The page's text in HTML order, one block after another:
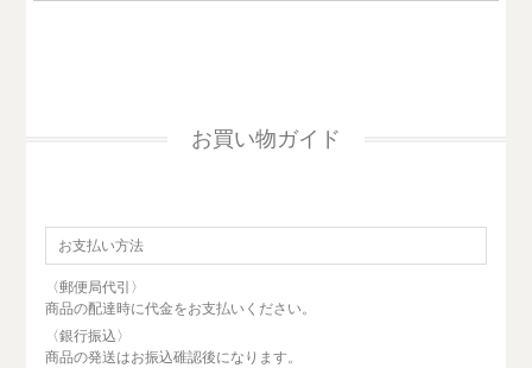
お買い物ガイド
お支払い方法
〈郵便局代引〉
商品の配達時に代金をお支払いください。
〈銀行振込〉
商品の発送はお振込碓認後になります。